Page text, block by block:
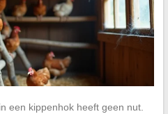
een kippenhok heeft geen nut.